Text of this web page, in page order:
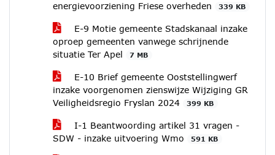
energievoorziening Friese overheden
339 KB
E-9 Motie gemeente Stadskanaal inzake
oproep gemeenten vanwege schrijnende
situatie Ter Apel
7 MB
E-10 Brief gemeente Ooststellingwerf
inzake voorgenomen zienswijze Wijziging GR
Veiligheidsregio Fryslan 2024
399 KB
I-1 Beantwoording artikel 31 vragen -
SDW - inzake uitvoering Wmo
591 KB